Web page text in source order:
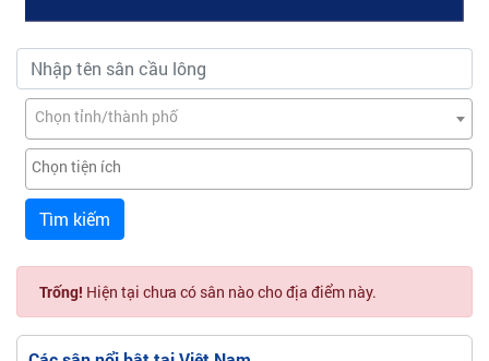
Chọn tỉnh/thành phố
Tìm kiếm
Trống! Hiện tại chưa có sân nào cho địa điểm này.